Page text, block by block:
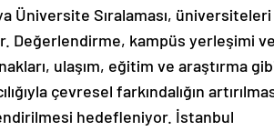
Üniversite Sıralaması, üniversiteleri
Değerlendirme, kampüs yerleşimi ve
ulaşım, eğitim ve araştırma
çevresel farkındalığın
hedefleniyor. İstanbul